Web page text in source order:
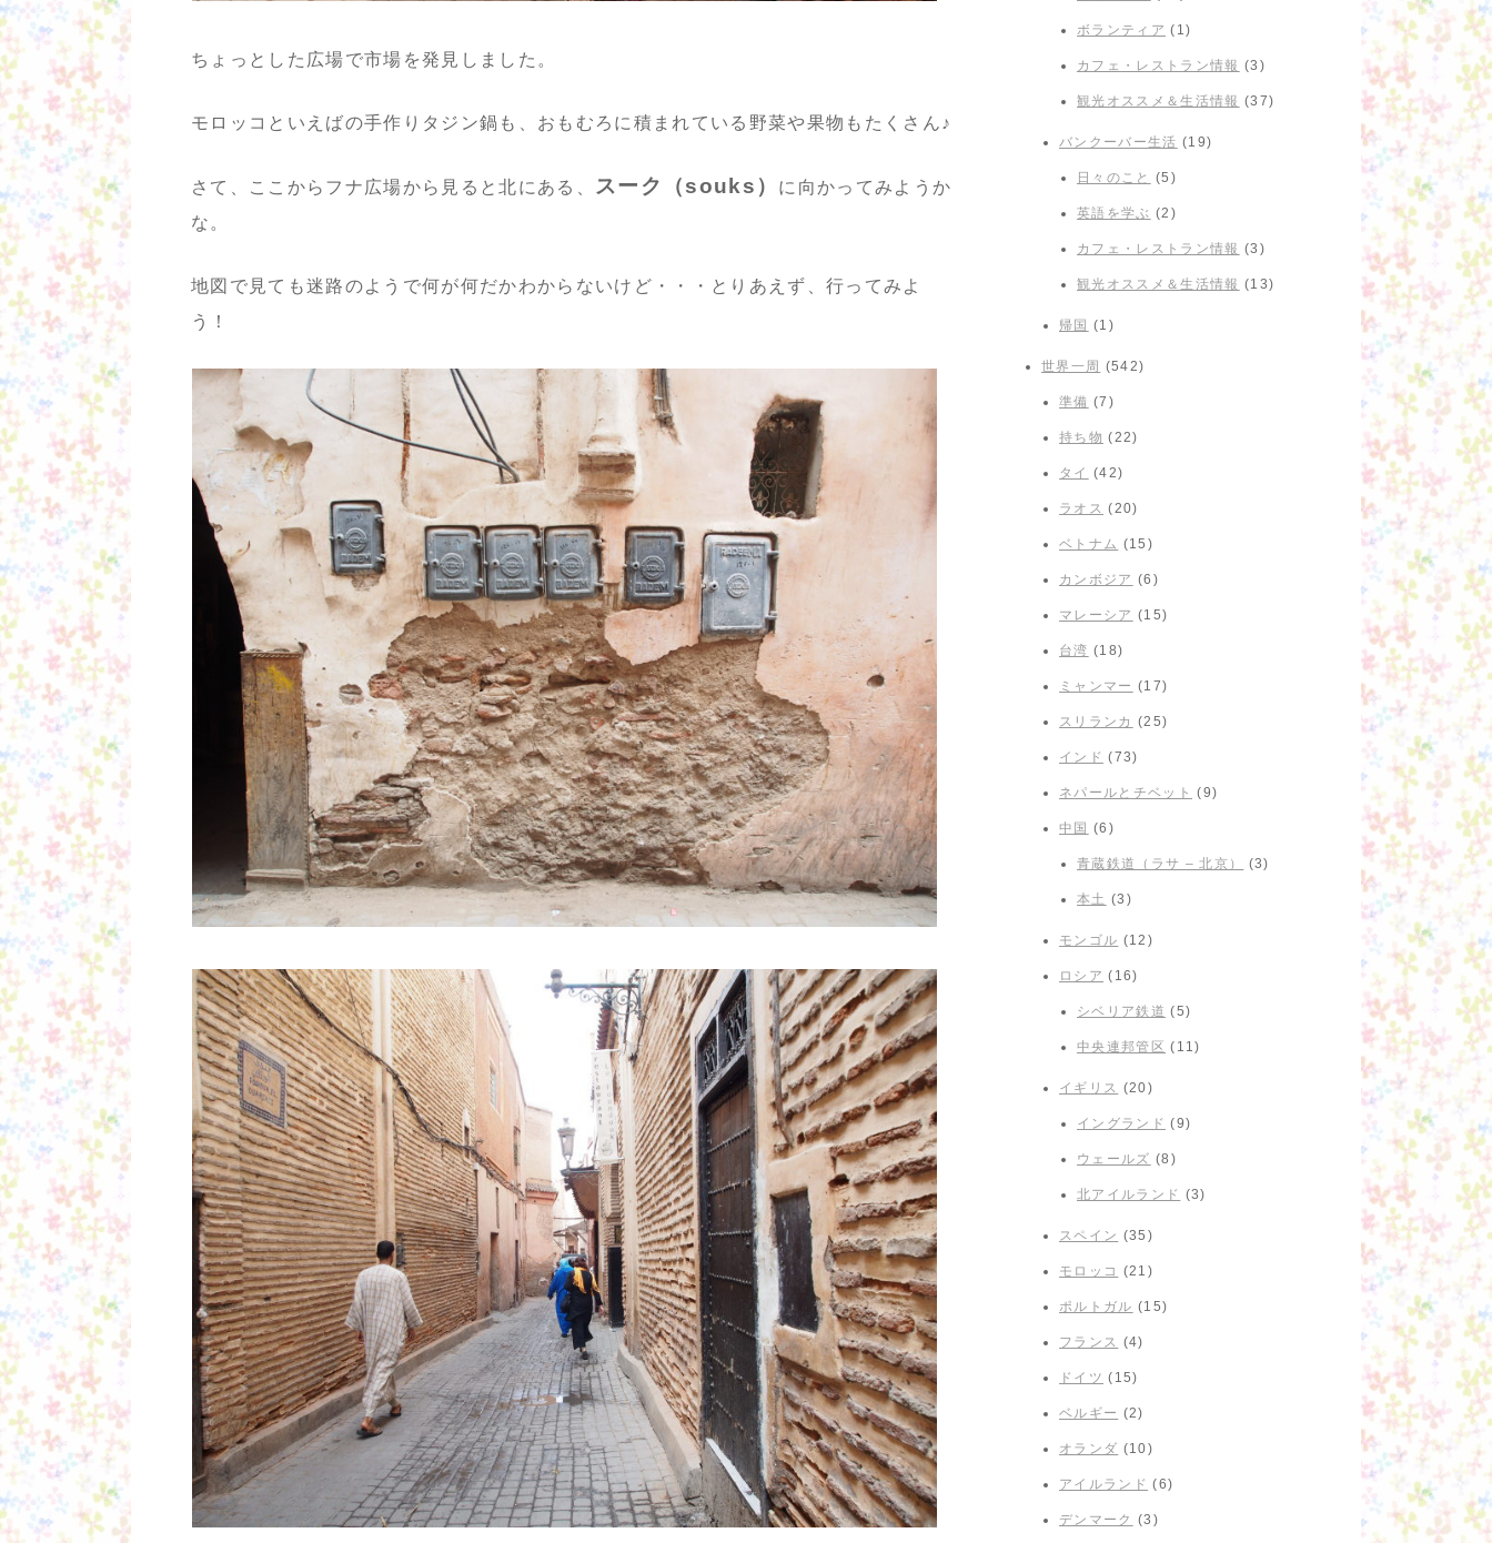
ちょっとした広場で市場を発見しました。
モロッコといえばの手作りタジン鍋も、おもむろに積まれている野菜や果物もたくさん♪
さて、ここからフナ広場から見ると北にある、 スーク（souks）
に向かってみようか
な。
地図で見ても迷路のようで何が何だかわからないけど・・・とりあえず、行ってみよ
う！
ボランティア (1)
カフェ・レストラン情報 (3)
観光オススメ＆生活情報 (37)
バンクーバー生活 (19)
日々のこと (5)
英語を学ぶ (2)
カフェ・レストラン情報 (3)
観光オススメ＆生活情報 (13)
帰国 (1)
世界一周 (542)
準備 (7)
持ち物 (22)
タイ (42)
ラオス (20)
ベトナム (15)
カンボジア (6)
マレーシア (15)
台湾 (18)
ミャンマー (17)
スリランカ (25)
インド (73)
ネパールとチベット (9)
中国 (6)
青蔵鉄道（ラサ – 北京） (3)
本土 (3)
モンゴル (12)
ロシア (16)
シベリア鉄道 (5)
中央連邦管区 (11)
イギリス (20)
イングランド (9)
ウェールズ (8)
北アイルランド (3)
スペイン (35)
モロッコ (21)
ポルトガル (15)
フランス (4)
ドイツ (15)
ベルギー (2)
オランダ (10)
アイルランド (6)
デンマーク (3)